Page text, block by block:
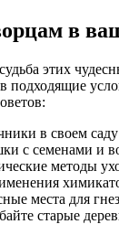
в
этих
подходящие
в своем
с семенами и
методы
места для
старые